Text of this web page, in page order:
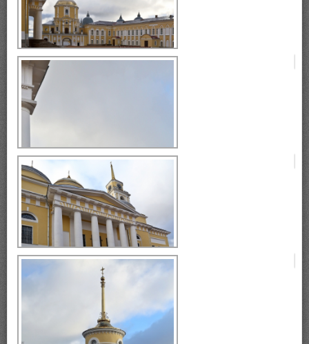
монастырь Нилова Пустынь
монастырь Нилова Пустынь
монастырь Нилова Пустынь